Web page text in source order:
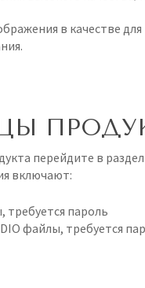
в качестве
перейдите в раздел
включают:
требуется пароль
файлы, требуется